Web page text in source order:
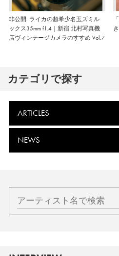
非公開: ライカの超希少名玉ズミル
ックス35mm f1.4｜新宿 北村写真機
店ヴィンテージカメラのすすめ Vol.7
カテゴリで探す
ARTICLES
NEWS